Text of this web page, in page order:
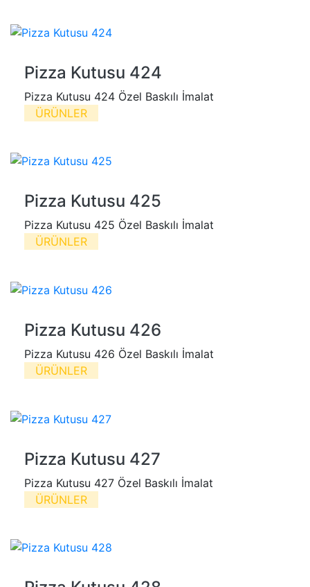
Pizza Kutusu 424
Pizza Kutusu 424 Özel Baskılı İmalat
ÜRÜNLER
Pizza Kutusu 425
Pizza Kutusu 425 Özel Baskılı İmalat
ÜRÜNLER
Pizza Kutusu 426
Pizza Kutusu 426 Özel Baskılı İmalat
ÜRÜNLER
Pizza Kutusu 427
Pizza Kutusu 427 Özel Baskılı İmalat
ÜRÜNLER